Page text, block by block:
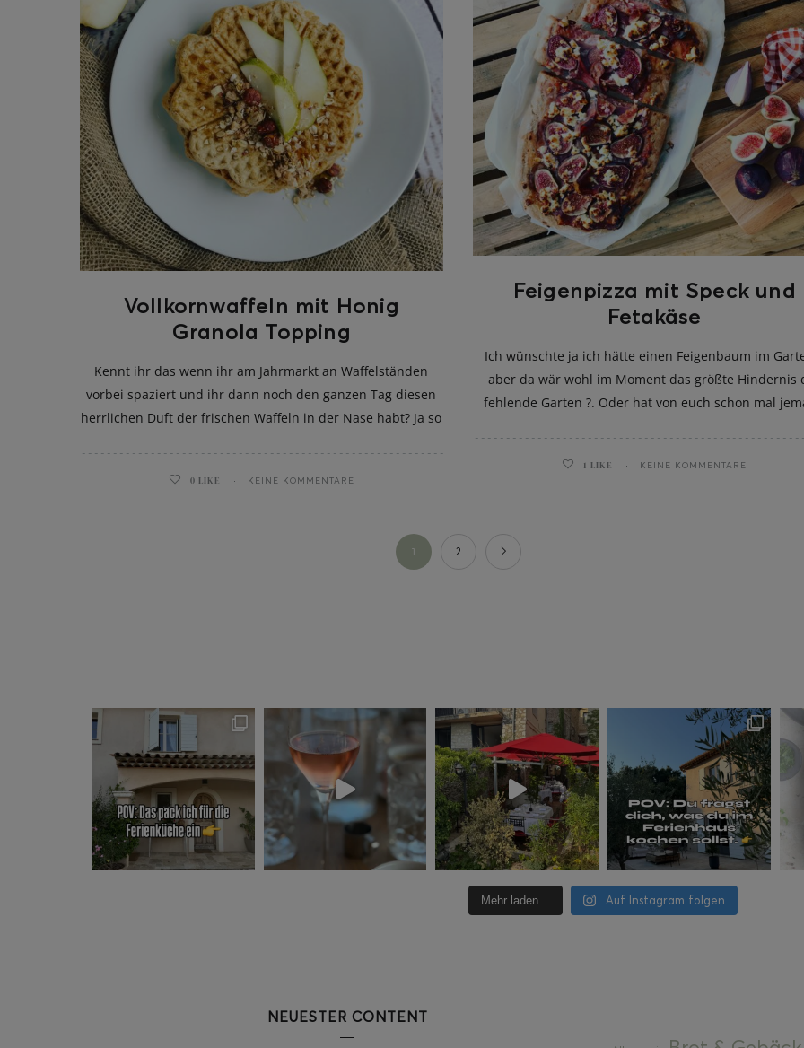
Vollkornwaffeln mit Honig
Granola Topping
Kennt ihr das wenn ihr am Jahrmarkt an Waffelständen
vorbei spaziert und ihr dann noch den ganzen Tag diesen
herrlichen Duft der frischen Waffeln in der Nase habt? Ja so
0 LIKE KEINE KOMMENTARE
Feigenpizza mit Speck und
Fetakäse
Ich wünschte ja ich hätte einen Feigenbaum im
aber da wär wohl im Moment das größte Hindernis
fehlende Garten ?. Oder hat von euch schon mal
1 LIKE KEINE KOMMENTARE
1 2
Mehr laden… Auf Instagram folgen
NEUESTER CONTENT